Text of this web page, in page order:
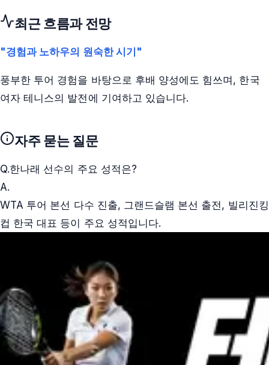
최근 흐름과 전망
"경험과 노하우의 원숙한 시기"
풍부한 투어 경험을 바탕으로 후배 양성에도 힘쓰며, 한국
여자 테니스의 발전에 기여하고 있습니다.
자주 묻는 질문
Q.한나래 선수의 주요 성적은?
A.
WTA 투어 본선 다수 진출, 그랜드슬램 본선 출전, 빌리진킹
컵 한국 대표 등이 주요 성적입니다.